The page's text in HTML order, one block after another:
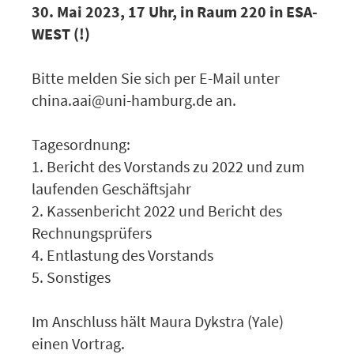
30. Mai 2023, 17 Uhr, in Raum 220 in ESA-
WEST (!)
Bitte melden Sie sich per E-Mail unter
china.aai@uni-hamburg.de an.
Tagesordnung:
1. Bericht des Vorstands zu 2022 und zum
laufenden Geschäftsjahr
2. Kassenbericht 2022 und Bericht des
Rechnungsprüfers
4. Entlastung des Vorstands
5. Sonstiges
Im Anschluss hält Maura Dykstra (Yale)
einen Vortrag.